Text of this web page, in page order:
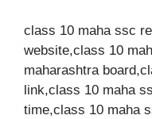
class 10 maha ssc
website,class 10
maharashtra
link,class 10 maha
time,class 10 maha